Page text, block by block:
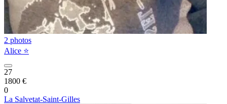
2 photos
Alice ⭐️
27
1800 €
0
La Salvetat-Saint-Gilles